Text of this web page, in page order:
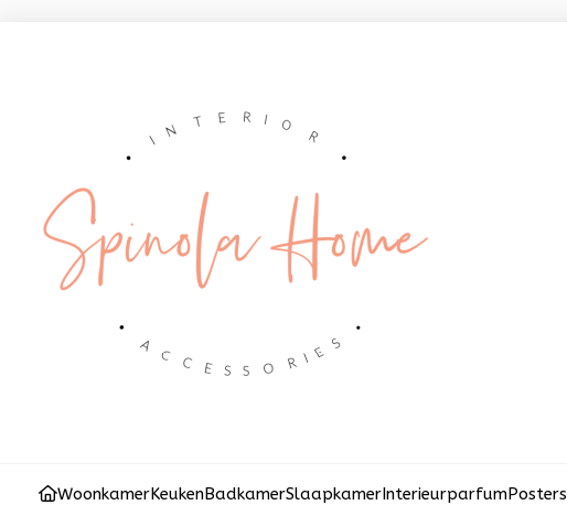
WoonkamerKeukenBadkamerSlaapkamerInterieurparfumPosters